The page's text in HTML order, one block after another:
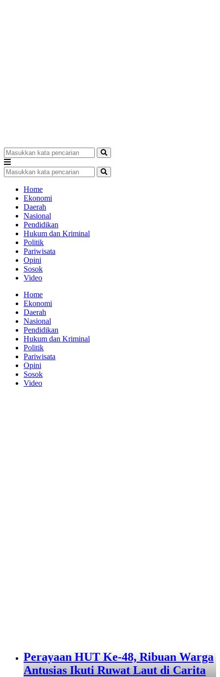
Home
Ekonomi
Daerah
Nasional
Pendidikan
Hukum dan Kriminal
Politik
Pariwisata
Opini
Sosok
Video
Home
Ekonomi
Daerah
Nasional
Pendidikan
Hukum dan Kriminal
Politik
Pariwisata
Opini
Sosok
Video
Perayaan HUT Ke-48, Ribuan Warga
Antusias Ikuti Ruwat Laut di Carita